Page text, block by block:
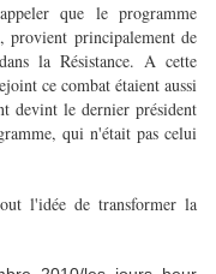
que le programme
principalement de
la Résistance. A cette
ce combat étaient aussi
devint le dernier président
qui n'était pas celui
l'idée de transformer la